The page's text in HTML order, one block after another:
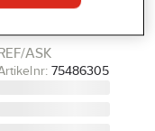
DETECT
6
ASK
75486305